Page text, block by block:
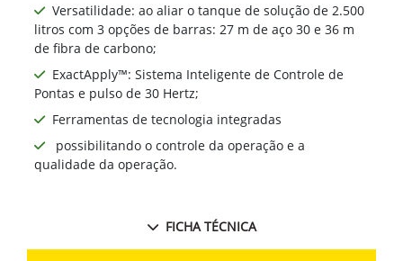
Versatilidade: ao aliar o tanque de solução de 2.500
litros com 3 opções de barras: 27 m de aço 30 e 36 m
de fibra de carbono;
ExactApply™: Sistema Inteligente de Controle de
Pontas e pulso de 30 Hertz;
Ferramentas de tecnologia integradas
possibilitando o controle da operação e a
qualidade da operação.
FICHA TÉCNICA